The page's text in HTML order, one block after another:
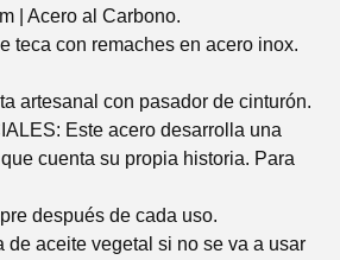
| Acero al Carbono.
teca con remaches en acero inox.
artesanal con pasador de cinturón.
Este acero desarrolla una
cuenta su propia historia. Para
después de cada uso.
de aceite vegetal si no se va a usar